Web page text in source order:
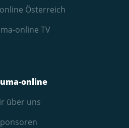
Österreich
online TV
online
über uns